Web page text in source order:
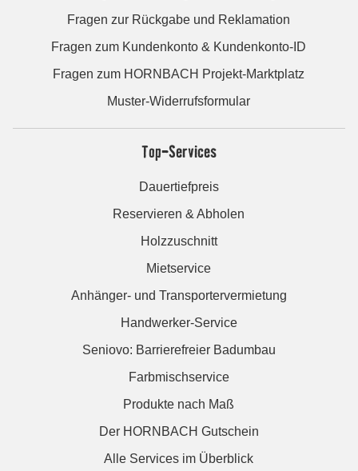
Fragen zur Rückgabe und Reklamation
Fragen zum Kundenkonto & Kundenkonto-ID
Fragen zum HORNBACH Projekt-Marktplatz
Muster-Widerrufsformular
Top-Services
Dauertiefpreis
Reservieren & Abholen
Holzzuschnitt
Mietservice
Anhänger- und Transportervermietung
Handwerker-Service
Seniovo: Barrierefreier Badumbau
Farbmischservice
Produkte nach Maß
Der HORNBACH Gutschein
Alle Services im Überblick